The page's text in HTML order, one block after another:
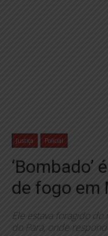
Justiça Policial
‘Bombado’
de fogo em
Ele estava foragido
do Pará, onde